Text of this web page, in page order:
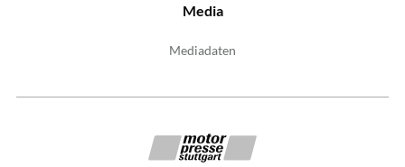
Media
Mediadaten